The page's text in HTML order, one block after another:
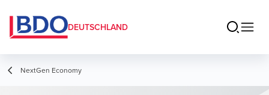
DEUTSCHLAND
NextGen Economy